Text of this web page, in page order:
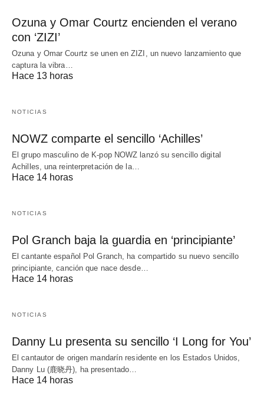
Ozuna y Omar Courtz encienden el verano
con ‘ZIZI’
Ozuna y Omar Courtz se unen en ZIZI, un nuevo lanzamiento que
captura la vibra…
Hace 13 horas
NOTICIAS
NOWZ comparte el sencillo ‘Achilles’
El grupo masculino de K-pop NOWZ lanzó su sencillo digital
Achilles, una reinterpretación de la…
Hace 14 horas
NOTICIAS
Pol Granch baja la guardia en ‘principiante’
El cantante español Pol Granch, ha compartido su nuevo sencillo
principiante, canción que nace desde…
Hace 14 horas
NOTICIAS
Danny Lu presenta su sencillo ‘I Long for You’
El cantautor de origen mandarín residente en los Estados Unidos,
Danny Lu (鹿晓丹), ha presentado…
Hace 14 horas